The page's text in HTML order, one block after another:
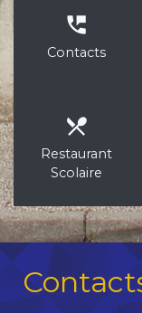
perm_phone_msg
Contacts
local_dining
Restaurant
Scolaire